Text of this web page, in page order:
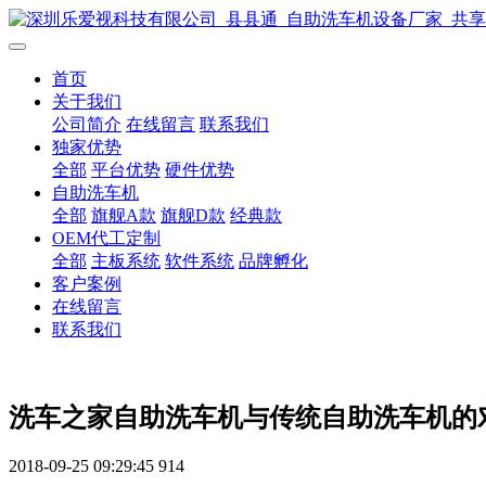
首页
关于我们
公司简介 在线留言 联系我们
独家优势
全部 平台优势 硬件优势
自助洗车机
全部 旗舰A款 旗舰D款 经典款
OEM代工定制
全部 主板系统 软件系统 品牌孵化
客户案例
在线留言
联系我们
洗车之家自助洗车机与传统自助洗车机的
2018-09-25 09:29:45 914